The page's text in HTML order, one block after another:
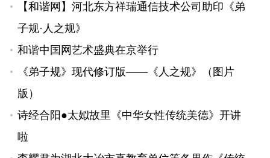
【和谐网】河北东方祥瑞通信技术公司助印《弟
子规·人之规》
和谐中国网艺术盛典在京举行
《弟子规》现代修订版——《人之规》（图片
版）
诗经合阳●太姒故里《中华女性传统美德》开讲
啦